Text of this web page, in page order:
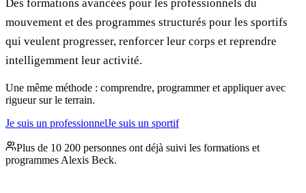
Des formations avancées pour les professionnels du
mouvement et des programmes structurés pour les sportifs
qui veulent progresser, renforcer leur corps et reprendre
intelligemment leur activité.
Une même méthode : comprendre, programmer et appliquer avec
rigueur sur le terrain.
Je suis un professionnelJe suis un sportif
Plus de 10 200 personnes ont déjà suivi les formations et
programmes Alexis Beck.